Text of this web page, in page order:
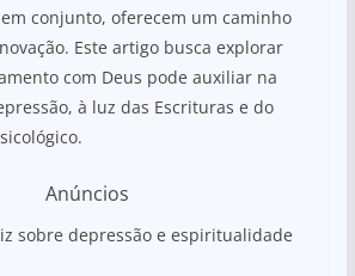
conjunto, oferecem um caminho
Este artigo busca explorar
com Deus pode auxiliar na
à luz das Escrituras e do
Anúncios
sobre depressão e espiritualidade